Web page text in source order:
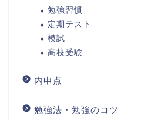
勉強習慣
定期テスト
模試
高校受験
内申点
勉強法・勉強のコツ